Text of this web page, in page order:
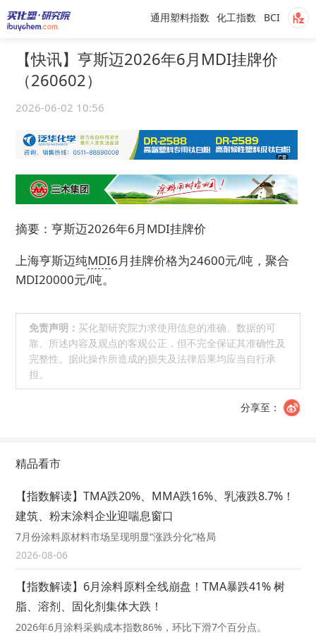
BCI
化工指数
通用塑料指数
【快讯】亨斯迈2026年6月MDI挂牌价
（260602）
2026-06-02 10:56
摘要：亨斯迈2026年6月MDI挂牌价
上海亨斯迈纯MDI6月挂牌价格为24600元/吨，聚合
MDI20000元/吨。
免责声明： 买化塑研究院力求使用信息的准确、数据的可
靠、所述内容及观点的客观公正，但不完全保证其准确性及
完整性。据此操作所造成的损失及法律后果均应当自行承
担。
分享至：
精品看市
【指数解读】TMA跌20%、MMA跌16%、乳液跌8.7%！
建筑、粉末涂料企业迎喘息窗口
7月份涂料原材料市场呈现明显“涨跌分化”格局
2026-08-06
【指数解读】6月涂料原料全线崩盘！TMA暴跌41% 树
脂、溶剂、固化剂集体大跌！
2026年6月涂料采购成本指数86%，环比下滑7个百分点。